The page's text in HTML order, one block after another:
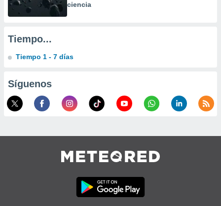
1199
ciencia
Tiempo...
Tiempo 1 - 7 días
Síguenos